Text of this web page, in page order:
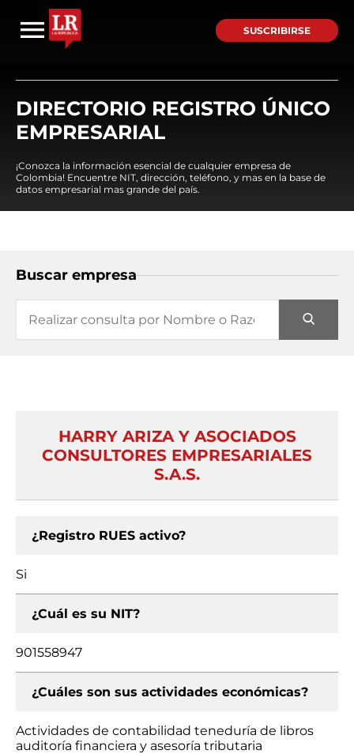
SUSCRIBIRSE
DIRECTORIO REGISTRO ÚNICO
EMPRESARIAL
¡Conozca la información esencial de cualquier empresa de
Colombia! Encuentre NIT, dirección, teléfono, y mas en la base de
datos empresarial mas grande del país.
Buscar empresa
HARRY ARIZA Y ASOCIADOS
CONSULTORES EMPRESARIALES
S.A.S.
¿Registro RUES activo?
Si
¿Cuál es su NIT?
901558947
¿Cuáles son sus actividades económicas?
Actividades de contabilidad teneduría de libros
auditoría financiera y asesoría tributaria